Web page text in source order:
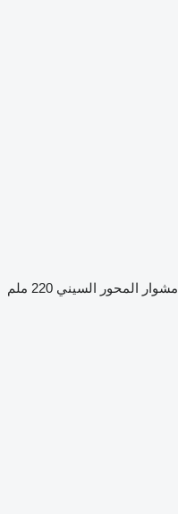
مشوار المحور السيني 220 ملم